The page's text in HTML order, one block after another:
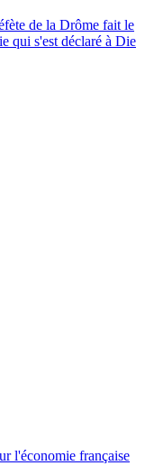
de la Drôme fait le
qui s'est déclaré à Die
l'économie française